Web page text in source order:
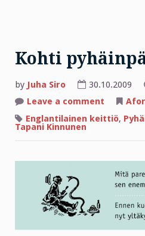
Kohti
by Juha Siro 30.10.2009
Leave a comment
Englantilainen keittiö,
Tapani Kinnunen